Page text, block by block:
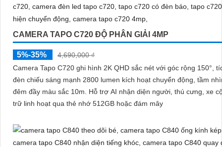
CAMERA TAPO C720 ĐỘ PHÂN GIẢI 4MP
5%-35%
4,690,000 ₫
Camera Tapo C720 ghi hình 2K QHD sắc nét với góc rộng 150°,
đèn chiếu sáng mạnh 2800 lumen kích hoạt chuyển động, tầm
đêm đầy màu sắc 10m. Hỗ trợ AI nhận diện người, thú cưng, xe cộ và lưu
trữ linh hoạt qua thẻ nhớ 512GB hoặc đám mây